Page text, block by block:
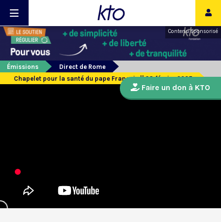
Contenu sponsorisé
Émissions
Direct de Rome
Chapelet pour la santé du pape François || 28 février 2025
Faire un don à KTO